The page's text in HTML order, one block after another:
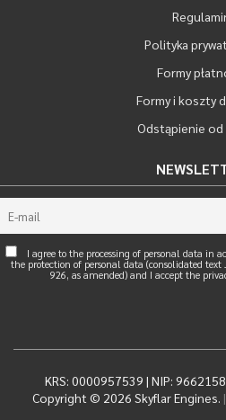
Polityka
Formy
Formy i koszty
Odstąpienie od
I agree to the processing of personal data in
the protection of personal data (consolidated
926, as amended) and I accept the
KRS: 0000957539 | NIP:
Copyright © 2026 Skyflar Engines.